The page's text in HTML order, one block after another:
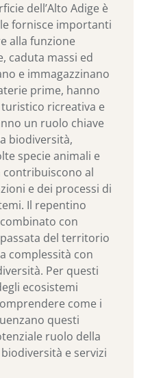
dell’Alto Adige è
fornisce importanti
alla funzione
caduta massi ed
e immagazzinano
prime, hanno
ricreativa e
un ruolo chiave
biodiversità,
specie animali e
contribuiscono al
e dei processi di
Il repentino
con
del territorio
complessità con
Per questi
ecosistemi
come i
questi
ruolo della
e servizi